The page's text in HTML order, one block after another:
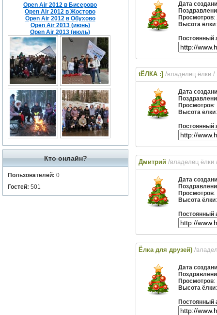
Open Air 2012 в Бисерово
Open Air 2012 в Жостово
Open Air 2012 в Обухово
Open Air 2013 (июнь)
Open Air 2013 (июль)
Кто онлайн?
Пользователей: 0
Гостей: 501
Дата
Просмотров:
Высота ёлки
Постоянный
tЁЛКА :] /владелец ёлки /
Дата
Просмотров:
Высота ёлки
Постоянный
Дмитрий /владелец ёлки
Дата
Просмотров:
Высота ёлки
Постоянный
Ёлка для друзей) /
Дата
Просмотров:
Высота ёлки
Постоянный